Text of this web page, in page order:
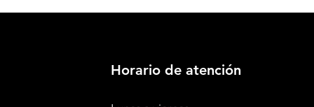
Horario de atención